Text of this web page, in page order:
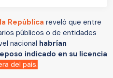
República reveló que entre
públicos o de entidades
nacional habrían
indicado en su licencia
del país.